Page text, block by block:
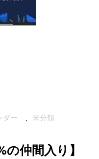
ダー 、 未分類
仲間入り】